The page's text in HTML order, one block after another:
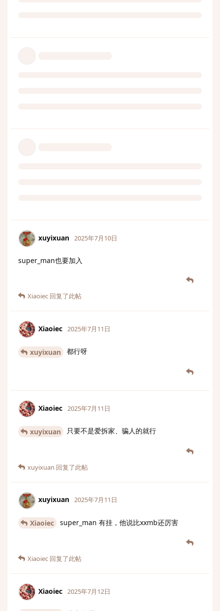
xuyixuan 2025年7月10日
super_man也要加入
Xiaoiec 回复了此帖
Xiaoiec 2025年7月11日
xuyixuan 都行呀
Xiaoiec 2025年7月11日
xuyixuan 只要不是爱拆家、骗人的就行
xuyixuan 回复了此帖
xuyixuan 2025年7月11日
Xiaoiec super_man 有挂，他说比xxmb还厉害
Xiaoiec 回复了此帖
Xiaoiec 2025年7月12日